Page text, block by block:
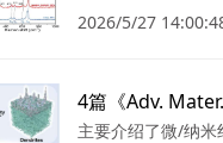
2026/5/27
4篇《Adv.
主要介绍了微/纳